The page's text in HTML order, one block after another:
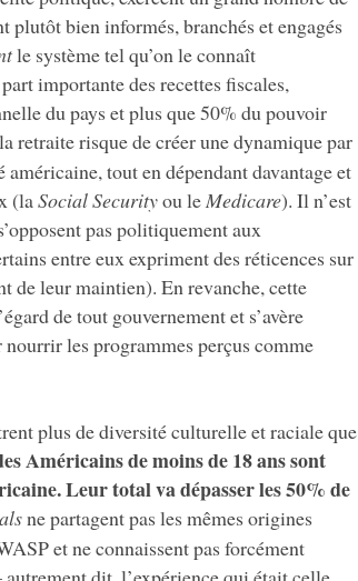
plutôt bien informés, branchés et engagés
le système tel qu’on le connaît
importante des recettes fiscales,
du pays et plus que 50% du pouvoir
retraite risque de créer une dynamique par
tout en dépendant davantage et
(laSocial Securityou leMedicare). Il n’est
pas politiquement aux
entre eux expriment des réticences sur
de leur maintien). En revanche, cette
de tout gouvernement et s’avère
nourrir les programmes perçus comme
plus de diversité culturelle et raciale que
Américains de moins de 18 ans sont
Leur total va dépasser les 50% de
ne partagent pas les mêmes origines
et ne connaissent pas forcément